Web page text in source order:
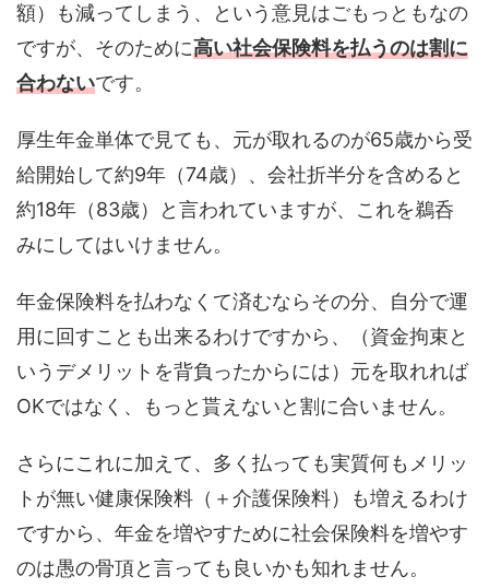
額）も減ってしまう、という意見はごもっともなの
ですが、そのために高い社会保険料を払うのは割に
合わないです。
厚生年金単体で見ても、元が取れるのが65歳から受
給開始して約9年（74歳）、会社折半分を含めると
約18年（83歳）と言われていますが、これを鵜呑
みにしてはいけません。
年金保険料を払わなくて済むならその分、自分で運
用に回すことも出来るわけですから、（資金拘束と
いうデメリットを背負ったからには）元を取れれば
OKではなく、もっと貰えないと割に合いません。
さらにこれに加えて、多く払っても実質何もメリッ
トが無い健康保険料（＋介護保険料）も増えるわけ
ですから、年金を増やすために社会保険料を増やす
のは愚の骨頂と言っても良いかも知れません。